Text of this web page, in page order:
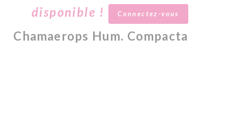
disponible !
Connectez-vous
Chamaerops Hum. Compacta